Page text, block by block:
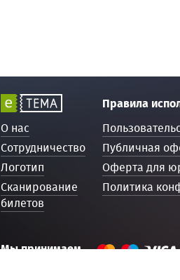
О нас
Сотрудничество
Логотип
Сканирование
билетов
Правила
Публичная
Оферта для
Политика
Мы принимаем